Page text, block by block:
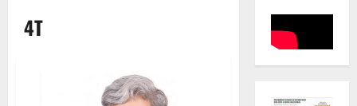
4T